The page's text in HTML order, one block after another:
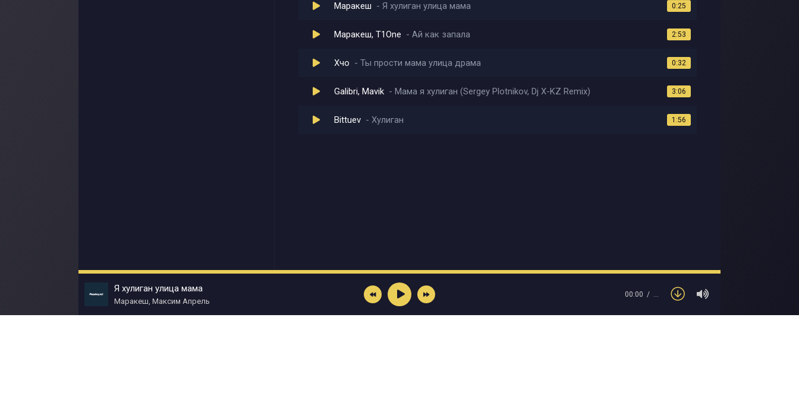
Маракеш Я хулиган улица мама 0:25
Маракеш, T1One Ай как запала 2:53
Хчо Ты прости мама улица драма 0:32
Galibri, Mavik Мама я хулиган (Sergey Plotnikov, Dj X-KZ Remix) 3:06
Bittuev Хулиган 1:56
Я хулиган улица мама
Маракеш, Максим Апрель
00:00 …